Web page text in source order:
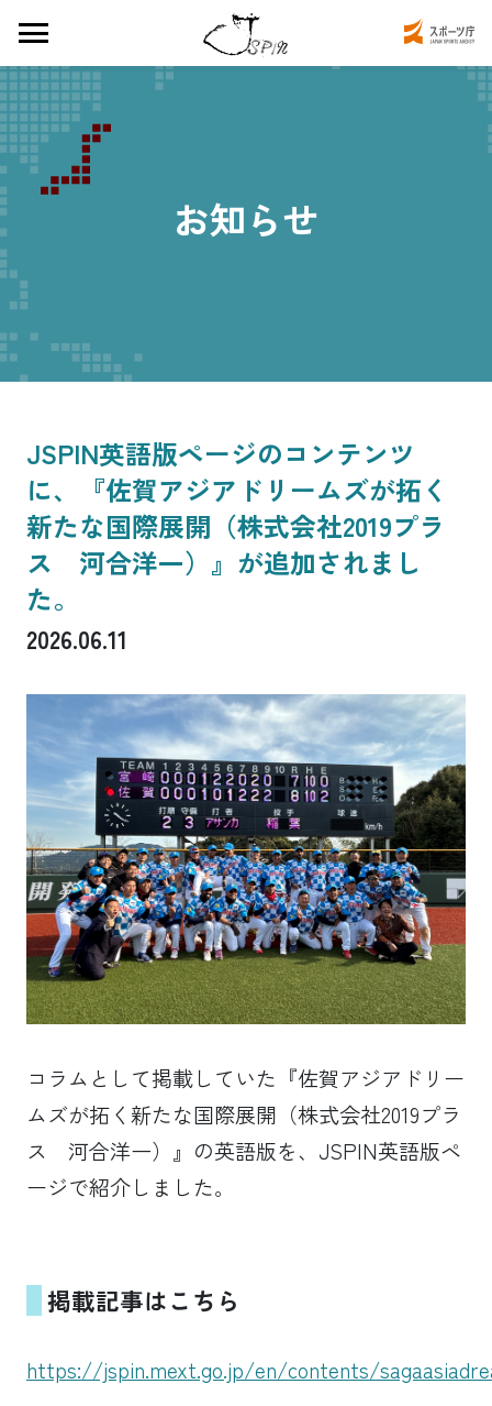
お知らせ
JSPIN英語版ページのコンテンツ
に、『佐賀アジアドリームズが拓く
新たな国際展開（株式会社2019プラ
ス 河合洋一）』が追加されまし
た。
2026.06.11
コラムとして掲載していた『佐賀アジアドリー
ムズが拓く新たな国際展開（株式会社2019プラ
ス 河合洋一）』の英語版を、JSPIN英語版ペ
ージで紹介しました。
掲載記事はこちら
https://jspin.mext.go.jp/en/contents/